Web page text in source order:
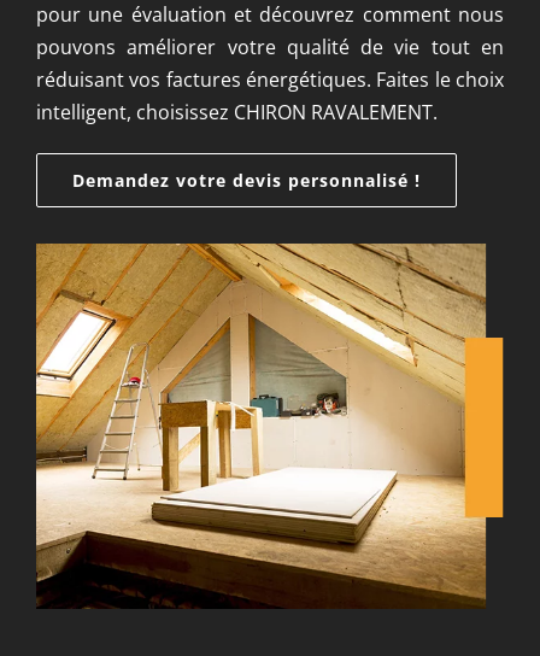
pour une évaluation et découvrez comment nous
pouvons améliorer votre qualité de vie tout en
réduisant vos factures énergétiques. Faites le choix
intelligent, choisissez CHIRON RAVALEMENT.
Demandez votre devis personnalisé !